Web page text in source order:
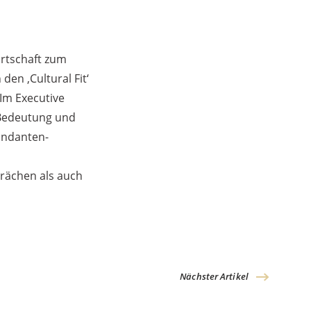
zum
‚Cultural Fit‘
Executive
und
als auch
Nächster Artikel